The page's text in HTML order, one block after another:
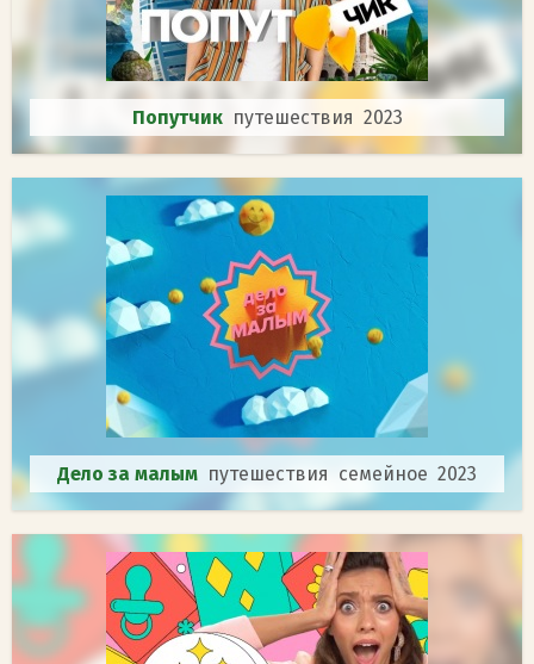
Попутчик путешествия 2023
Дело за малым путешествия семейное 2023